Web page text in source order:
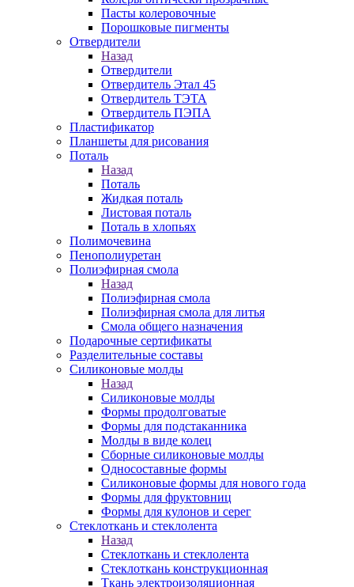
Пасты колеровочные
Порошковые пигменты
Отвердители
Назад
Отвердители
Отвердитель Этал 45
Отвердитель ТЭТА
Отвердитель ПЭПА
Пластификатор
Планшеты для рисования
Поталь
Назад
Поталь
Жидкая поталь
Листовая поталь
Поталь в хлопьях
Полимочевина
Пенополиуретан
Полиэфирная смола
Назад
Полиэфирная смола
Полиэфирная смола для литья
Смола общего назначения
Подарочные сертификаты
Разделительные составы
Силиконовые молды
Назад
Силиконовые молды
Формы продолговатые
Формы для подстаканника
Молды в виде колец
Сборные силиконовые молды
Односоставные формы
Силиконовые формы для нового года
Формы для фруктовниц
Формы для кулонов и серег
Стеклоткань и стеклолента
Назад
Стеклоткань и стеклолента
Стеклоткань конструкционная
Ткань электроизоляционная